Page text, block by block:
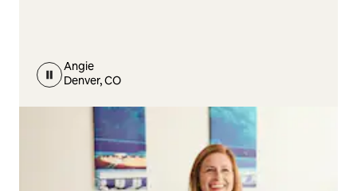
Angie
Denver, CO